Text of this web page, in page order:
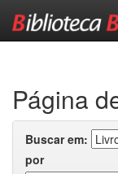
Página
Buscar em:
por